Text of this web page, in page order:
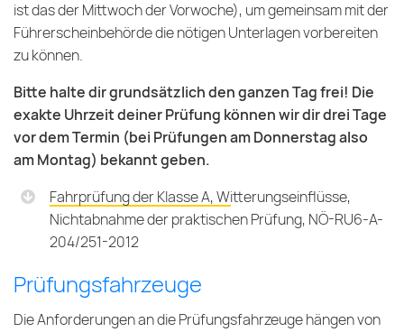
ist das der Mittwoch der Vorwoche), um gemeinsam mit der
Führerscheinbehörde die nötigen Unterlagen vorbereiten
zu können.
Bitte halte dir grundsätzlich den ganzen Tag frei! Die
exakte Uhrzeit deiner Prüfung können wir dir drei Tage
vor dem Termin (bei Prüfungen am Donnerstag also
am Montag) bekannt geben.
Fahrprüfung der Klasse A, Witterungseinflüsse,
Nichtabnahme der praktischen Prüfung, NÖ-RU6-A-
204/251-2012
Prüfungsfahrzeuge
Die Anforderungen an die Prüfungsfahrzeuge hängen von